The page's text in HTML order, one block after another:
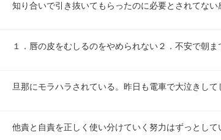
知り合いで引き抜いてもらったのに必要とされてな
１．唇の皮をむしるのをやめられない２．不安で朝
旦那にモラハラされている。昨日も電車で大泣きし
他責と自責を正しく使い分けていく努力はずっとし